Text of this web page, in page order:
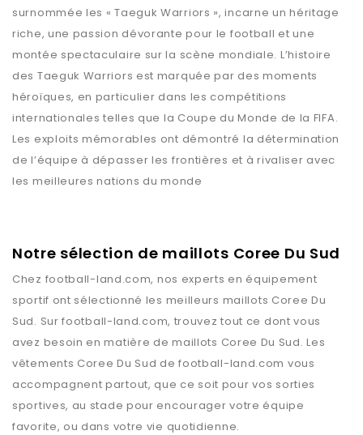
surnommée les « Taeguk Warriors », incarne un héritage
riche, une passion dévorante pour le football et une
montée spectaculaire sur la scène mondiale. L’histoire
des Taeguk Warriors est marquée par des moments
héroïques, en particulier dans les compétitions
internationales telles que la Coupe du Monde de la FIFA.
Les exploits mémorables ont démontré la détermination
de l’équipe à dépasser les frontières et à rivaliser avec
les meilleures nations du monde
Notre sélection de maillots Coree Du Sud
Chez football-land.com, nos experts en équipement
sportif ont sélectionné les meilleurs maillots Coree Du
Sud. Surfootball-land.com, trouvez tout ce dont vous
avez besoin en matière de maillots Coree Du Sud. Les
vêtements Coree Du Sud defootball-land.com vous
accompagnent partout, que ce soit pour vos sorties
sportives, au stade pour encourager votre équipe
favorite, ou dans votre vie quotidienne.